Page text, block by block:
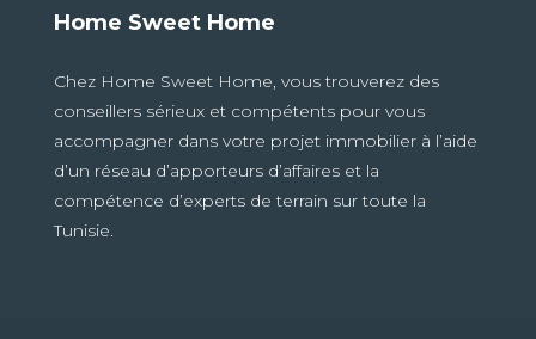
Home Sweet Home
Chez Home Sweet Home, vous trouverez des
conseillers sérieux et compétents pour vous
accompagner dans votre projet immobilier à l’aide
d’un réseau d’apporteurs d’affaires et la
compétence d’experts de terrain sur toute la
Tunisie.